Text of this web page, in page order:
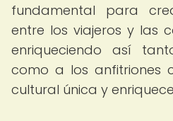
fundamental para
entre los viajeros y las
enriqueciendo así
como a los anfitriones
cultural única y